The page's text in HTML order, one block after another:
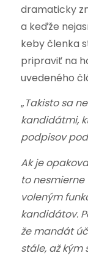
dramaticky
a keďže
keby členka
pripraviť na
uvedeného
„Takisto sa
kandidátmi,
podpisov
Ak je
to
voleným
kandidátov.
že mandát
stále, až kým